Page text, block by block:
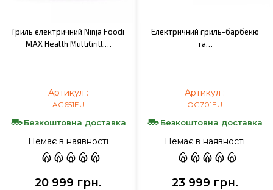
Гриль електричний Ninja Foodi
MAX Health MultiGrill,…
Артикул :
AG651EU
Безкоштовна доставка
Немає в наявності
20 999 грн.
Електричний гриль-барбекю
та…
Артикул :
OG701EU
Безкоштовна доставка
Немає в наявності
23 999 грн.